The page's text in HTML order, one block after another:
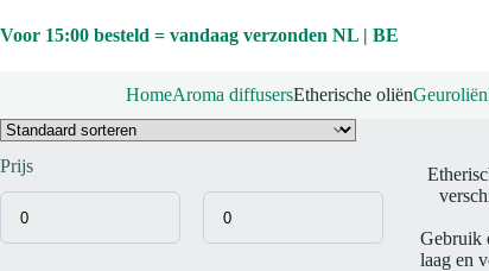
naar
Voor 15:00 besteld = vandaag verzonden NL | BE
HomeAroma diffusersEtherische oliënGeuroliën
Gebruik
laag en
Prijs